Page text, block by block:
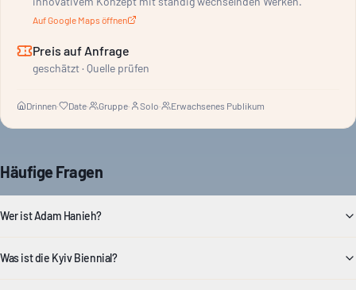
Auf Google Maps öffnen
Preis auf Anfrage
geschätzt · Quelle prüfen
Drinnen· Date· Gruppe· Solo· Erwachsenes Publikum
Häufige Fragen
Wer ist Adam Hanieh?
Was ist die Kyiv Biennial?